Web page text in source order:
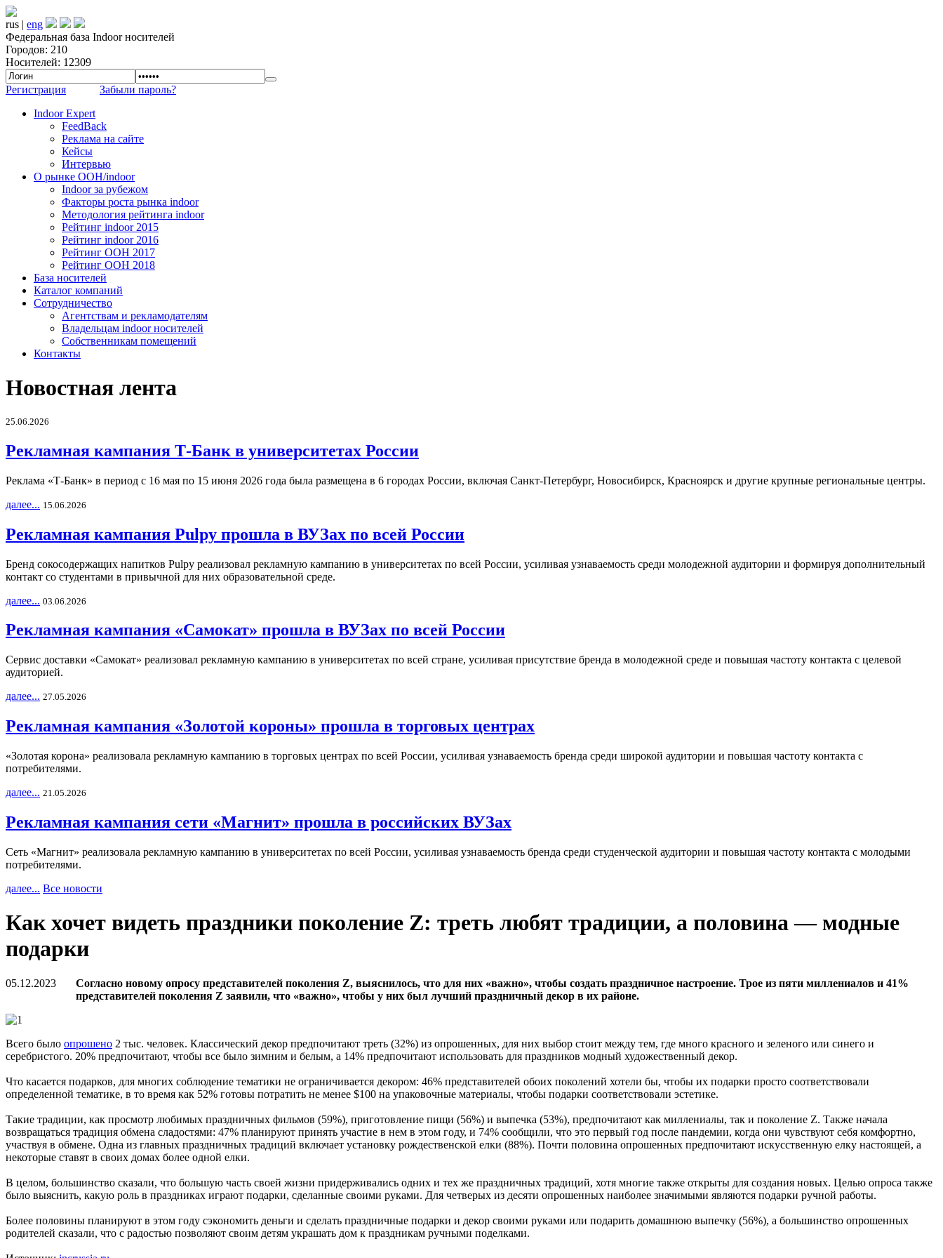
rus | eng
Федеральная база Indoor носителей
Городов: 210
Носителей: 12309
Регистрация
Забыли пароль?
Indoor Expert
FeedBack
Реклама на сайте
Кейсы
Интервью
О рынке OOH/indoor
Indoor за рубежом
Факторы роста рынка indoor
Методология рейтинга indoor
Рейтинг indoor 2015
Рейтинг indoor 2016
Рейтинг OOH 2017
Рейтинг OOH 2018
База носителей
Каталог компаний
Сотрудничество
Агентствам и рекламодателям
Владельцам indoor носителей
Собственникам помещений
Контакты
Новостная лента
25.06.2026
Рекламная кампания Т-Банк в университетах России
Реклама «Т-Банк» в период с 16 мая по 15 июня 2026 года была размещена в 6 городах России, включая Санкт-Петербург, Новосибирск, Красноярск и другие крупные региональные центры.
далее... 15.06.2026
Рекламная кампания Pulpy прошла в ВУЗах по всей России
Бренд сокосодержащих напитков Pulpy реализовал рекламную кампанию в университетах по всей России, усиливая узнаваемость среди молодежной аудитории и формируя дополнительный
контакт со студентами в привычной для них образовательной среде.
далее... 03.06.2026
Рекламная кампания «Самокат» прошла в ВУЗах по всей России
Сервис доставки «Самокат» реализовал рекламную кампанию в университетах по всей стране, усиливая присутствие бренда в молодежной среде и повышая частоту контакта с целевой
аудиторией.
далее... 27.05.2026
Рекламная кампания «Золотой короны» прошла в торговых центрах
«Золотая корона» реализовала рекламную кампанию в торговых центрах по всей России, усиливая узнаваемость бренда среди широкой аудитории и повышая частоту контакта с
потребителями.
далее... 21.05.2026
Рекламная кампания сети «Магнит» прошла в российских ВУЗах
Сеть «Магнит» реализовала рекламную кампанию в университетах по всей России, усиливая узнаваемость бренда среди студенческой аудитории и повышая частоту контакта с молодыми
потребителями.
далее... Все новости
Как хочет видеть праздники поколение Z: треть любят традиции, а половина — модные
подарки
05.12.2023
Согласно новому опросу представителей поколения Z, выяснилось, что для них «важно», чтобы создать праздничное настроение. Трое из пяти миллениалов и 41%
представителей поколения Z заявили, что «важно», чтобы у них был лучший праздничный декор в их районе.
Всего было опрошено 2 тыс. человек. Классический декор предпочитают треть (32%) из опрошенных, для них выбор стоит между тем, где много красного и зеленого или синего и
серебристого. 20% предпочитают, чтобы все было зимним и белым, а 14% предпочитают использовать для праздников модный художественный декор.
Что касается подарков, для многих соблюдение тематики не ограничивается декором: 46% представителей обоих поколений хотели бы, чтобы их подарки просто соответствовали
определенной тематике, в то время как 52% готовы потратить не менее $100 на упаковочные материалы, чтобы подарки соответствовали эстетике.
Такие традиции, как просмотр любимых праздничных фильмов (59%), приготовление пищи (56%) и выпечка (53%), предпочитают как миллениалы, так и поколение Z. Также начала
возвращаться традиция обмена сладостями: 47% планируют принять участие в нем в этом году, и 74% сообщили, что это первый год после пандемии, когда они чувствуют себя комфортно,
участвуя в обмене. Одна из главных праздничных традиций включает установку рождественской елки (88%). Почти половина опрошенных предпочитают искусственную елку настоящей, а
некоторые ставят в своих домах более одной елки.
В целом, большинство сказали, что большую часть своей жизни придерживались одних и тех же праздничных традиций, хотя многие также открыты для создания новых. Целью опроса также
было выяснить, какую роль в праздниках играют подарки, сделанные своими руками. Для четверых из десяти опрошенных наиболее значимыми являются подарки ручной работы.
Более половины планируют в этом году сэкономить деньги и сделать праздничные подарки и декор своими руками или подарить домашнюю выпечку (56%), а большинство опрошенных
родителей сказали, что с радостью позволяют своим детям украшать дом к праздникам ручными поделками.